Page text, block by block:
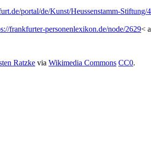
portal/de/Kunst/Heussenstamm-Stiftung/
frankfurter-personenlexikon.de/node/2629<
Ratzke via Wikimedia Commons CC0.